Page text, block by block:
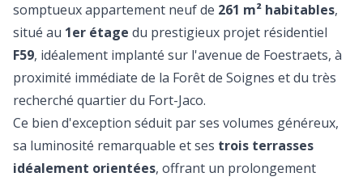
somptueux appartement neuf de 261 m² habitables,
situé au 1er étage du prestigieux projet résidentiel
F59, idéalement implanté sur l'avenue de Foestraets, à
proximité immédiate de la Forêt de Soignes et du très
recherché quartier du Fort-Jaco.
Ce bien d'exception séduit par ses volumes généreux,
sa luminosité remarquable et ses trois terrasses
idéalement orientées, offrant un prolongement